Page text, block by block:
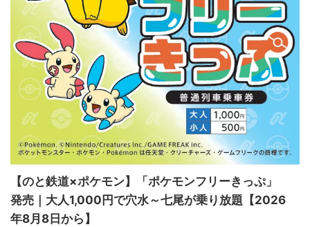
【のと鉄道×ポケモン】「ポケモンフリーきっぷ」
発売｜大人1,000円で穴水～七尾が乗り放題【2026
年8月8日から】